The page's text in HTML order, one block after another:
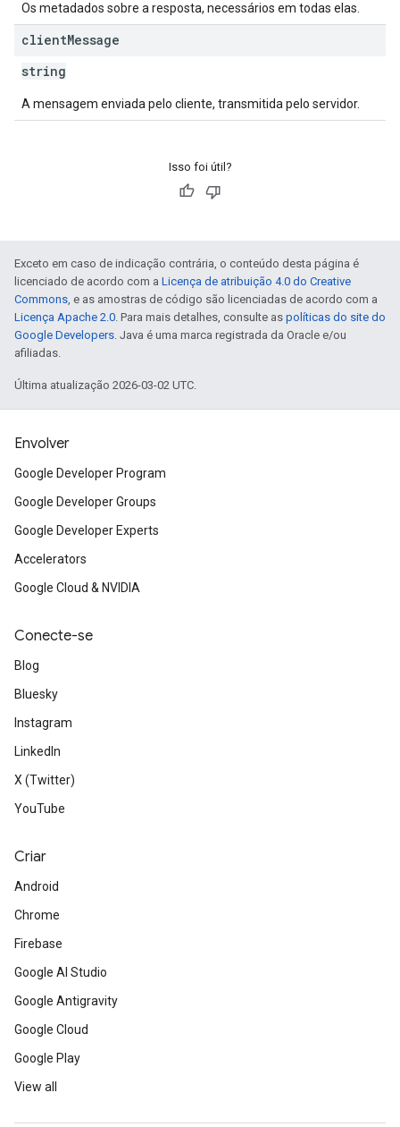
Os metadados sobre a resposta, necessários em todas elas.
clientMessage
string
A mensagem enviada pelo cliente, transmitida pelo servidor.
Isso foi útil?
Exceto em caso de indicação contrária, o conteúdo desta página é
licenciado de acordo com a Licença de atribuição 4.0 do Creative
Commons, e as amostras de código são licenciadas de acordo com a
Licença Apache 2.0. Para mais detalhes, consulte as políticas do site do
Google Developers. Java é uma marca registrada da Oracle e/ou
afiliadas.
Última atualização 2026-03-02 UTC.
Envolver
Google Developer Program
Google Developer Groups
Google Developer Experts
Accelerators
Google Cloud & NVIDIA
Conecte-se
Blog
Bluesky
Instagram
LinkedIn
X (Twitter)
YouTube
Criar
Android
Chrome
Firebase
Google AI Studio
Google Antigravity
Google Cloud
Google Play
View all